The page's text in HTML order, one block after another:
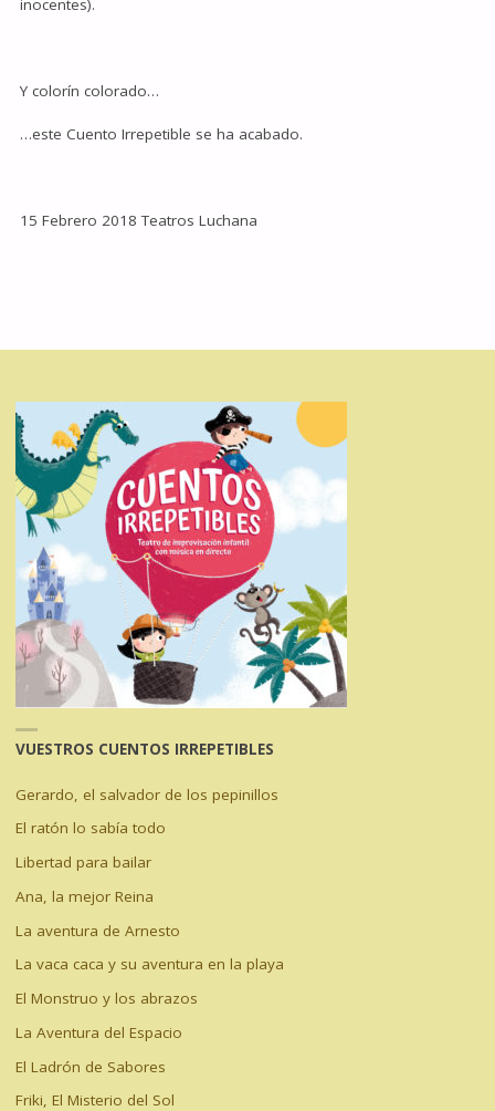
Y colorín colorado…
…este Cuento Irrepetible se ha acabado.
15 Febrero 2018 Teatros Luchana
VUESTROS CUENTOS IRREPETIBLES
Gerardo, el salvador de los pepinillos
El ratón lo sabía todo
Libertad para bailar
Ana, la mejor Reina
La aventura de Arnesto
La vaca caca y su aventura en la playa
El Monstruo y los abrazos
La Aventura del Espacio
El Ladrón de Sabores
Friki, El Misterio del Sol